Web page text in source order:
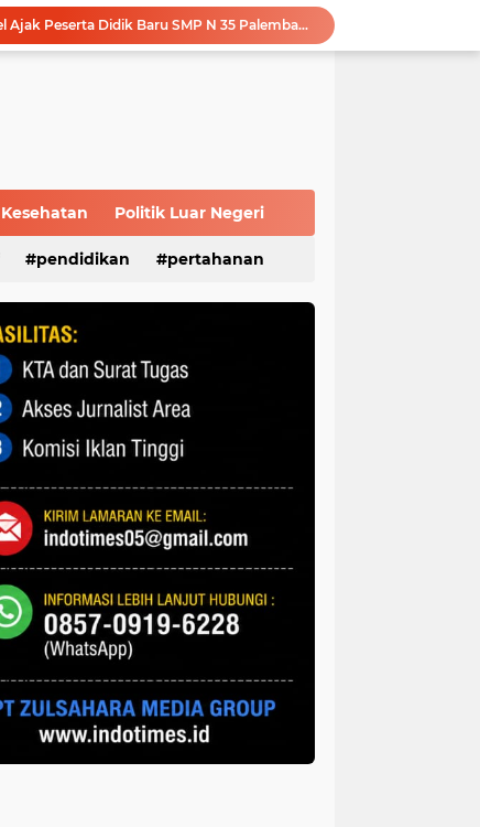
Silahturahmi ke Ulama, Pengurus DPC PPP Palembang Terima Banyak Wejangan
Perkuat Tata Kelola Perusahaan, Pertamina Patra Niaga Jalin Kerja Sama dengan Kejati Sumsel
Advokat Reza Utama, S.H : Modus Operandi Korupsi di PALI Harus Jadi Catatan APH, Jangan Terjadi Berulang
Kesehatan Politik Luar Negeri
pendidikan pertahanan